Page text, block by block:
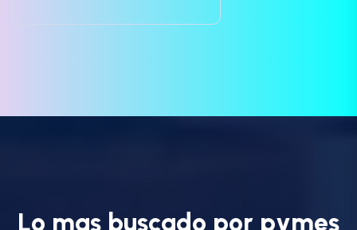
Lo mas buscado por pymes